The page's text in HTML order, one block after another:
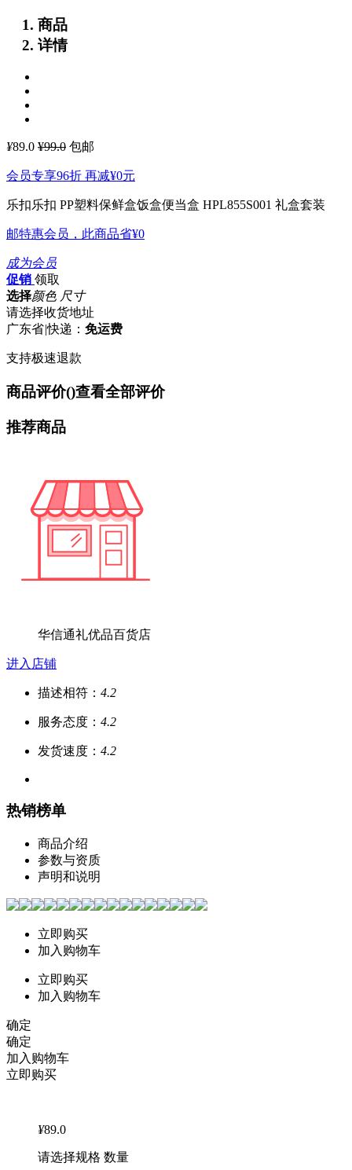
商品
详情
¥89.0 ¥99.0 包邮
会员专享96折 再减¥0元
乐扣乐扣 PP塑料保鲜盒饭盒便当盒 HPL855S001 礼盒套装
邮特惠会员，此商品省¥0
成为会员
促销 领取
选择颜色 尺寸
请选择收货地址
广东省|快递： 免运费
支持极速退款
商品评价()查看全部评价
推荐商品
华信通礼优品百货店
进入店铺
描述相符： 4.2
服务态度： 4.2
发货速度： 4.2
热销榜单
商品介绍
参数与资质
声明和说明
立即购买
加入购物车
立即购买
加入购物车
确定
确定
加入购物车
立即购买
¥89.0
请选择规格 数量